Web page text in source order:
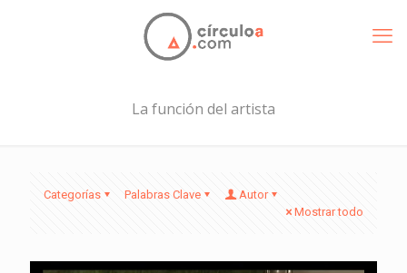
La función del artista
Categorías Palabras Clave
Autor
Mostrar todo